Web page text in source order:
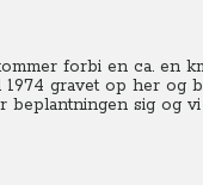
forbi en ca. en
gravet op her og
sig og